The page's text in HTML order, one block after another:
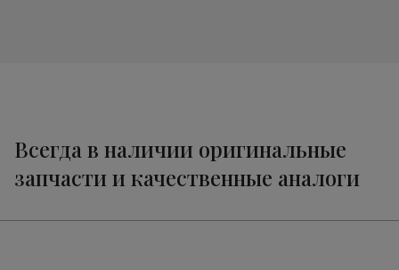
Всегда в наличии оригинальные
запчасти и качественные аналоги